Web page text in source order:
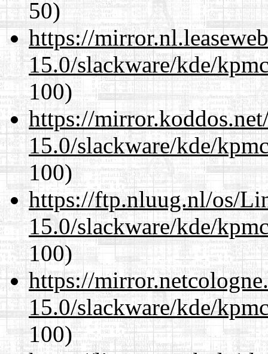
50)
https://
15.0/slackware/kde/
100)
https://
15.0/slackware/kde/
100)
https://ftp.nluug.nl/os/
15.0/slackware/kde/
100)
https://
15.0/slackware/kde/
100)